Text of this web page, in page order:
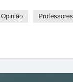
Opinião Professores